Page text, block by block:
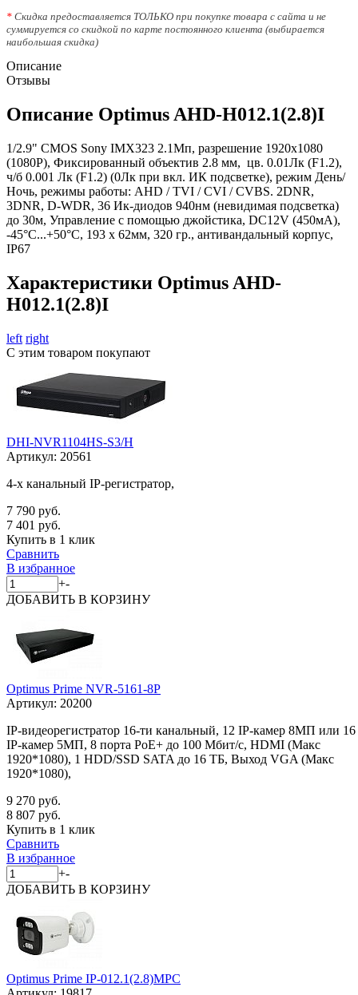
* Скидка предоставляется ТОЛЬКО при покупке товара с сайта и не
суммируется со скидкой по карте постоянного клиента (выбирается
наибольшая скидка)
Описание
Отзывы
Описание Optimus AHD-H012.1(2.8)I
1/2.9" CMOS Sony IMX323 2.1Мп, разрешение 1920х1080
(1080P), Фиксированный объектив 2.8 мм, цв. 0.01Лк (F1.2),
ч/б 0.001 Лк (F1.2) (0Лк при вкл. ИК подсветке), режим День/
Ночь, режимы работы: AHD / TVI / CVI / CVBS. 2DNR,
3DNR, D-WDR, 36 Ик-диодов 940нм (невидимая подсветка)
до 30м, Управление с помощью джойстика, DC12V (450мА),
-45°С...+50°С, 193 х 62мм, 320 гр., антивандальный корпус,
IP67
Характеристики Optimus AHD-
H012.1(2.8)I
left right
С этим товаром покупают
DHI-NVR1104HS-S3/H
Артикул: 20561
4-х канальный IP-регистратор,
7 790 руб.
7 401 руб.
Купить в 1 клик
Сравнить
В избранное
+-
ДОБАВИТЬ В КОРЗИНУ
Optimus Prime NVR-5161-8P
Артикул: 20200
IP-видеорегистратор 16-ти канальный, 12 IP-камер 8МП или 16
IP-камер 5МП, 8 порта PoE+ до 100 Мбит/с, HDMI (Макс
1920*1080), 1 HDD/SSD SATA до 16 ТБ, Выход VGA (Макс
1920*1080),
9 270 руб.
8 807 руб.
Купить в 1 клик
Сравнить
В избранное
+-
ДОБАВИТЬ В КОРЗИНУ
Optimus Prime IP-012.1(2.8)MPC